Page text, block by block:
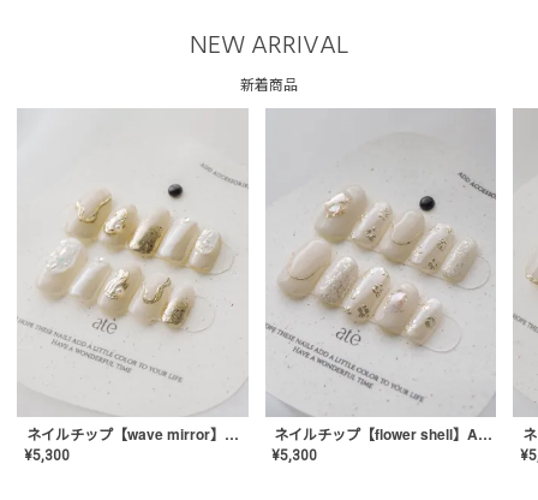
NEW ARRIVAL
新着商品
ネイルチップ【wave mirror】AE-CONA-04
¥5,300
ネイルチップ【flower shell】AE-CONA-03
¥5,300 ¥